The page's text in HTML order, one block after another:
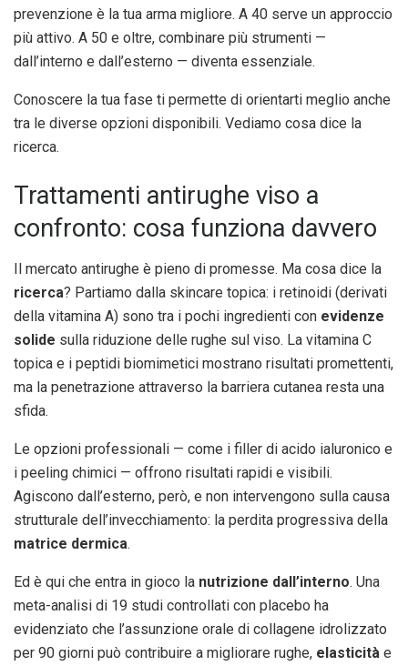
prevenzione è la tua arma migliore. A 40 serve un approccio
più attivo. A 50 e oltre, combinare più strumenti —
dall’interno e dall’esterno — diventa essenziale.
Conoscere la tua fase ti permette di orientarti meglio anche
tra le diverse opzioni disponibili. Vediamo cosa dice la
ricerca.
Trattamenti antirughe viso a
confronto: cosa funziona davvero
Il mercato antirughe è pieno di promesse. Ma cosa dice la
ricerca? Partiamo dalla skincare topica: i retinoidi (derivati
della vitamina A) sono tra i pochi ingredienti con evidenze
solide sulla riduzione delle rughe sul viso. La vitamina C
topica e i peptidi biomimetici mostrano risultati promettenti,
ma la penetrazione attraverso la barriera cutanea resta una
sfida.
Le opzioni professionali — come i filler di acido ialuronico e
i peeling chimici — offrono risultati rapidi e visibili.
Agiscono dall’esterno, però, e non intervengono sulla causa
strutturale dell’invecchiamento: la perdita progressiva della
matrice dermica.
Ed è qui che entra in gioco la nutrizione dall’interno. Una
meta-analisi di 19 studi controllati con placebo ha
evidenziato che l’assunzione orale di collagene idrolizzato
per 90 giorni può contribuire a migliorare rughe, elasticità e